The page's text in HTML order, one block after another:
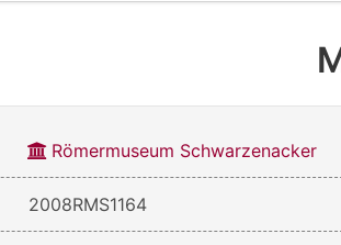
Römermuseum Schwarzenacker
2008RMS1164